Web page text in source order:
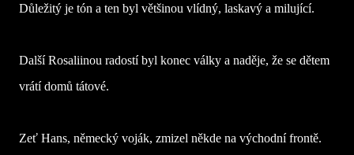
Důležitý je tón a ten byl většinou vlídný, laskavý a milující.
Další Rosaliinou radostí byl konec války a naděje, že se dětem
vrátí domů tátové.
Zeť Hans, německý voják, zmizel někde na východní frontě.